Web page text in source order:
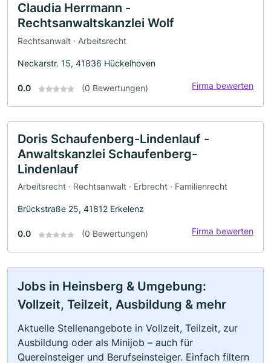
Claudia Herrmann -
Rechtsanwaltskanzlei Wolf
Rechtsanwalt · Arbeitsrecht
Neckarstr. 15, 41836 Hückelhoven
0.0 (0 Bewertungen) Firma bewerten
Doris Schaufenberg-Lindenlauf -
Anwaltskanzlei Schaufenberg-
Lindenlauf
Arbeitsrecht · Rechtsanwalt · Erbrecht · Familienrecht
Brückstraße 25, 41812 Erkelenz
0.0 (0 Bewertungen) Firma bewerten
Jobs in Heinsberg & Umgebung:
Vollzeit, Teilzeit, Ausbildung & mehr
Aktuelle Stellenangebote in Vollzeit, Teilzeit, zur
Ausbildung oder als Minijob – auch für
Quereinsteiger und Berufseinsteiger. Einfach filtern